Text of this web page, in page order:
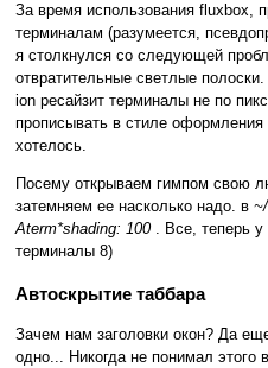
За время использования fluxbox,
терминалам (разумеется,
я столкнулся со следующей
отвратительные светлые
ion ресайзит терминалы не по
прописывать в стиле
хотелось.
Посему открываем гимпом свою
затемняем ее насколько надо. в
Aterm*shading: 100. Все, теперь у
терминалы 8)
Автоскрытие таббара
Зачем нам заголовки окон? Да
одно... Никогда не понимал этого